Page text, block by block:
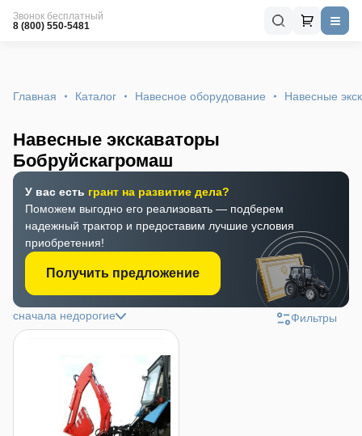
Звонок бесплатный
8 (800) 550-5481
Главная Каталог Навесное оборудование Навесные
Навесные экскаваторы
Бобруйскагромаш
У вас есть грант на развитие дела?
Поможем выгодно его реализовать — подберем
надежный трактор и предоставим лучшие условия
приобретения!
Получить предложение
сначала недорогие Фильтры